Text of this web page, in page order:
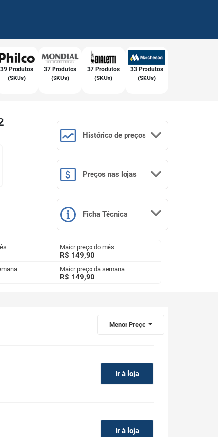
39 Produtos
(SKUs)
37 Produtos
(SKUs)
37 Produtos
(SKUs)
33 Produtos
(SKUs)
Histórico de preços
Preços nas lojas
Ficha Técnica
Maior preço do mês
R$ 149,90
Maior preço da semana
R$ 149,90
Menor Preço
Ir à loja
Ir à loja